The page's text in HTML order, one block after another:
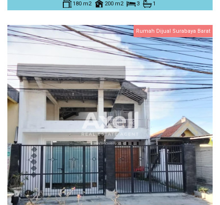
180 m2 200 m2 3 1
Rumah Dijual Surabaya Barat